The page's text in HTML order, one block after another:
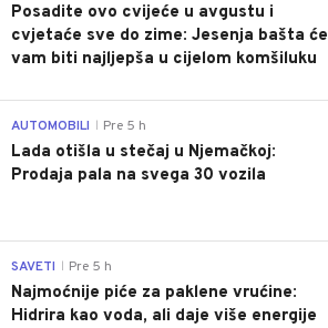
Posadite ovo cvijeće u avgustu i
cvjetaće sve do zime: Jesenja bašta će
vam biti najljepša u cijelom komšiluku
AUTOMOBILI Pre 5 h
Lada otišla u stečaj u Njemačkoj:
Prodaja pala na svega 30 vozila
SAVETI Pre 5 h
Najmoćnije piće za paklene vrućine:
Hidrira kao voda, ali daje više energije